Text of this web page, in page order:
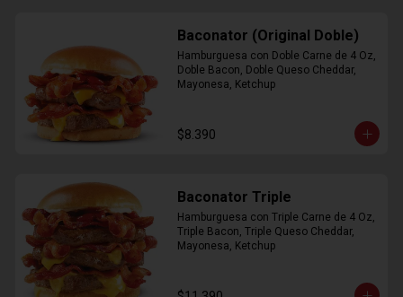
Baconator (Original Doble)
Hamburguesa con Doble Carne de 4 Oz,
Doble Bacon, Doble Queso Cheddar,
Mayonesa, Ketchup
$8.390
Baconator Triple
Hamburguesa con Triple Carne de 4 Oz,
Triple Bacon, Triple Queso Cheddar,
Mayonesa, Ketchup